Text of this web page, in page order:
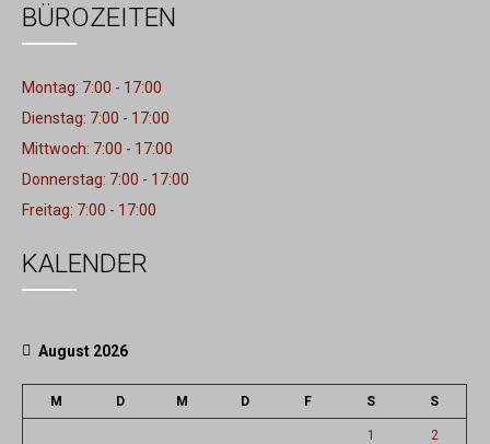
BÜROZEITEN
Montag: 7:00 - 17:00
Dienstag: 7:00 - 17:00
Mittwoch: 7:00 - 17:00
Donnerstag: 7:00 - 17:00
Freitag: 7:00 - 17:00
KALENDER
August 2026
M D M D F S S
1 2